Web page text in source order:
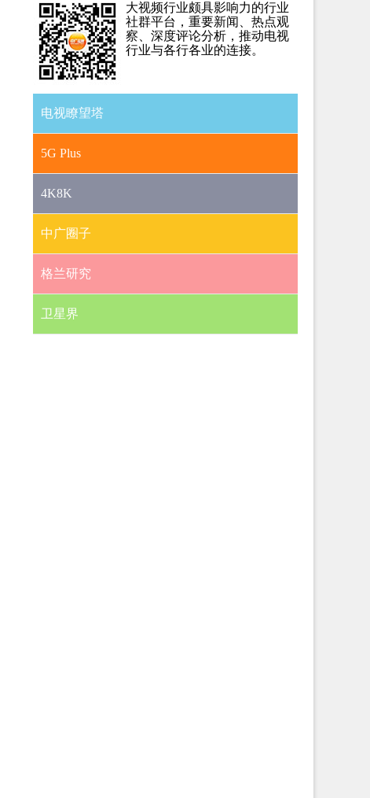
大视频行业颇具影响力的行业
社群平台，重要新闻、热点观
察、深度评论分析，推动电视
行业与各行各业的连接。
电视瞭望塔
5G Plus
4K8K
中广圈子
格兰研究
卫星界